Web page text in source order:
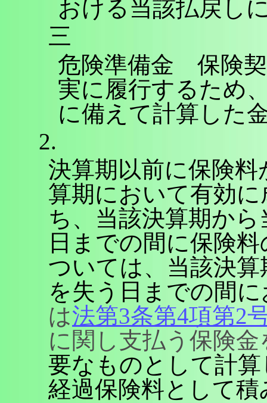
おける当該払戻し
三
危険準備金 保険
実に履行するため
に備えて計算した
2.
決算期以前に保険
算期において有効
ち、当該決算期か
日までの間に保険
ついては、当該決
を失う日までの間
は法第3条第4項第2
に関し支払う保険
要なものとして計
経過保険料として